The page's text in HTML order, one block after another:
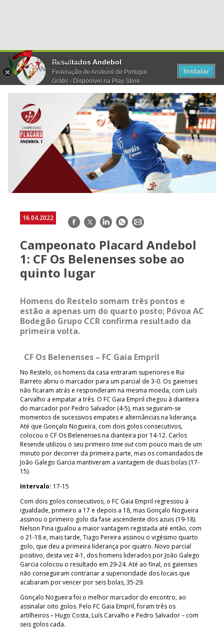
Resultados Andebol
Federação de Andebol de Portugal
Grátis - Disponivel na Play Store
Instalar
16.04.2022 Facebook
TwitterLinkedInWhatsApp
E-
Campeonato Placard Andebol
1: CF Os Belenenses sobe ao
quinto lugar
Homens do Restelo somam três pontos e
estão a apenas um do quarto posto; Póvoa AC
Bodegão Grupo CCR confirma resultado da
primeira volta.
CF Os Belenenses – FC Gaia Empril
No Restelo, os homens da casa entraram superiores e Rui
Barreto abriu o marcador para um parcial de 3-0. Os gaienses
não ficaram atrás e responderam na mesma moeda, com Luís
Carvalho a empatar a três. O FC Gaia Empril chegou à dianteira
do marcador por Pedro Salvador (4-5), mas seguiram-se
momentos de sucessivos empates e alternâncias na liderança.
Até que Gonçalo Nogueira, com dois golos consecutivos,
colocou o CF Os Belenenses na dianteira por 14-12. Carlos
Resende utilizou o seu primeiro time outcom pouco mais de um
minuto por decorrer da primeira parte, mas os comandados de
João Galego Garcia mantiveram a vantagem de duas bolas (17-
15).
Intervalo: 17-15
Com dois golos consecutivos, o FC Gaia Empril regressou à
igualdade, primeiro a 17 e depois a 18, mas Gonçalo Nogueira
assinou o primeiro golo da fase ascendente dos azuis (19-18).
Nelson Pina igualou a maior vantagem registada até então, com
o 21-18 e, mais tarde, Tiago Pereira assinou o vigésimo quarto
golo, que deu a primeira liderança por quatro. Novo parcial
positivo, desta vez 4-1, dos homens liderados por João Galego
Garcia colocou o resultado em 29-24. Até ao final, os gaienses
não conseguiram contrariar a superioridade dos locais que
acabaram por vencer por seis bolas, 35-29.
Gonçalo Nogueira foi o melhor marcador do encontro, ao
assinalar oito golos. Pelo FC Gaia Empril, foram três os
artilheiros – Hugo Costa, Luís Carvalho e Pedro Salvador – com
seis golos cada.